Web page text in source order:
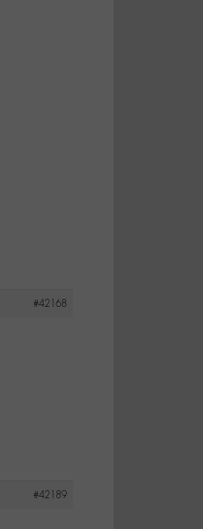
#42168
#42189